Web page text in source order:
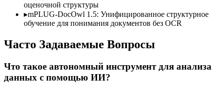
оценочной структуры
▸mPLUG-DocOwl 1.5: Унифицированное структурное
обучение для понимания документов без OCR
Часто Задаваемые Вопросы
Что такое автономный инструмент для анализа
данных с помощью ИИ?